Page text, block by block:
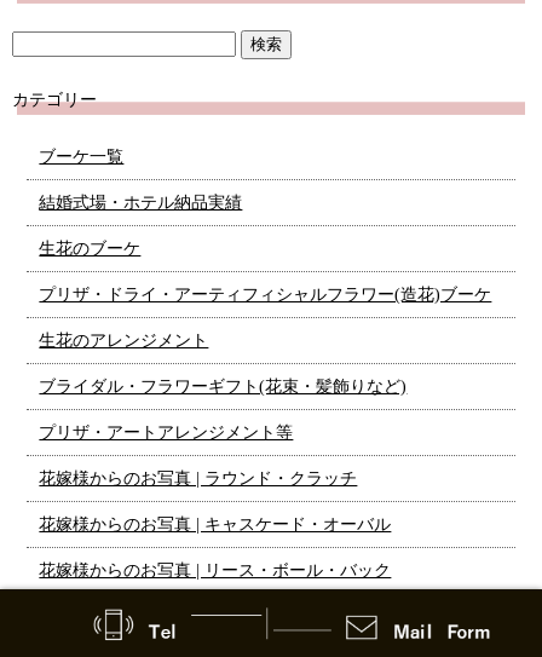
カテゴリー
ブーケ一覧
結婚式場・ホテル納品実績
生花のブーケ
プリザ・ドライ・アーティフィシャルフラワー(造花)ブーケ
生花のアレンジメント
ブライダル・フラワーギフト(花束・髪飾りなど)
プリザ・アートアレンジメント等
花嫁様からのお写真 | ラウンド・クラッチ
花嫁様からのお写真 | キャスケード・オーバル
花嫁様からのお写真 | リース・ボール・バック
花嫁様からのお写真 | ミニブーケ